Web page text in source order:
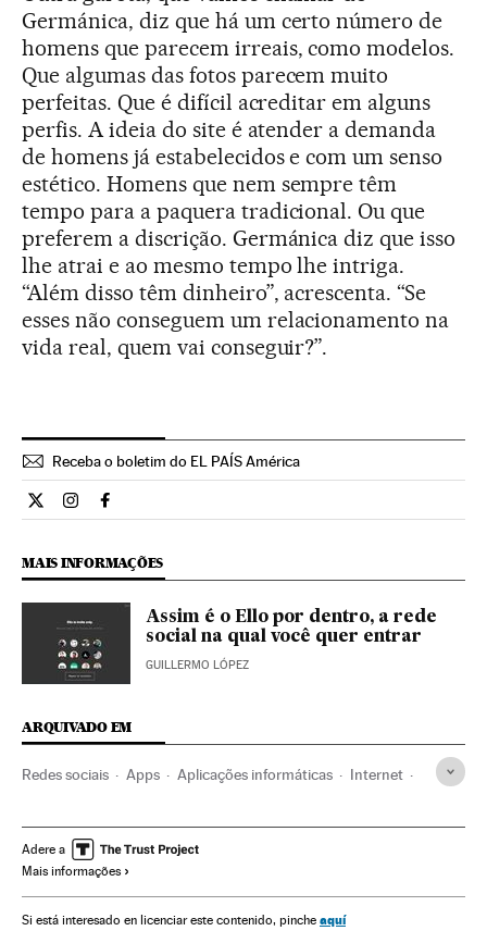
Germánica, diz que há um certo número de
homens que parecem irreais, como modelos.
Que algumas das fotos parecem muito
perfeitas. Que é difícil acreditar em alguns
perfis. A ideia do site é atender a demanda
de homens já estabelecidos e com um senso
estético. Homens que nem sempre têm
tempo para a paquera tradicional. Ou que
preferem a discrição. Germánica diz que isso
lhe atrai e ao mesmo tempo lhe intriga.
“Além disso têm dinheiro”, acrescenta. “Se
esses não conseguem um relacionamento na
vida real, quem vai conseguir?”.
Receba o boletim do EL PAÍS América
Estilo El País Brasil en Twitter
Estilo El País Brasil en Instagram
Estilo El País Brasil en Facebook
MAIS INFORMAÇÕES
Assim é o Ello por dentro, a rede
social na qual você quer entrar
GUILLERMO LÓPEZ
ARQUIVADO EM
Redes sociais Apps Aplicações informáticas Internet
Celular Informática Telefonia
Comunicações
Ciência
Adere a
Mais informações
Si está interesado en licenciar este contenido, pinche aquí